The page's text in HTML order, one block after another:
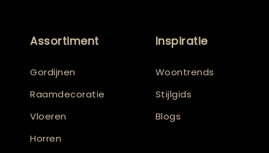
Assortiment
Gordijnen
Raamdecoratie
Vloeren
Horren
Inspiratie
Woontrends
Stijlgids
Blogs